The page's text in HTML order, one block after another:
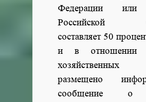
Федерации или
Российской
составляет 50
и в отношении
хозяйственных
размещено
сообщение о